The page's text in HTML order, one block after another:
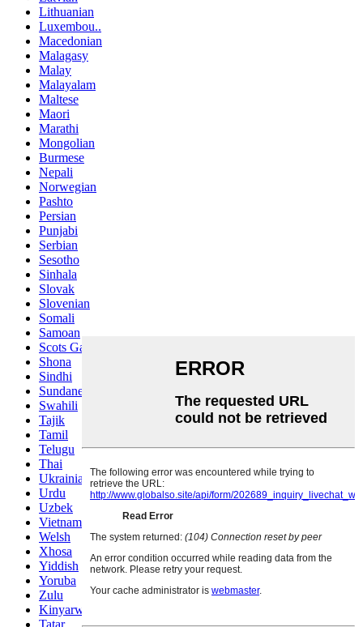
Lithuanian
Luxembou..
Macedonian
Malagasy
Malay
Malayalam
Maltese
Maori
Marathi
Mongolian
Burmese
Nepali
Norwegian
Pashto
Persian
Punjabi
Serbian
Sesotho
Sinhala
Slovak
Slovenian
Somali
Samoan
Scots Gaelic
Shona
Sindhi
Sundanese
Swahili
Tajik
Tamil
Telugu
Thai
Ukrainian
Urdu
Uzbek
Vietnamese
Welsh
Xhosa
Yiddish
Yoruba
Zulu
Kinyarwanda